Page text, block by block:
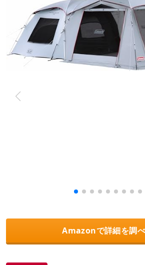
Amazonで詳細を調